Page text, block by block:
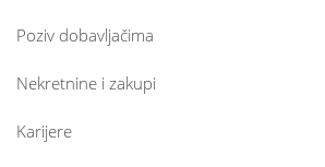
Poziv dobavljačima
Nekretnine i zakupi
Karijere